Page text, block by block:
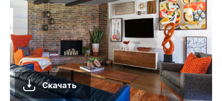
Скачать